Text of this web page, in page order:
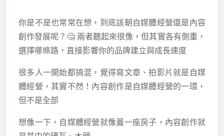
你是不是也常常在想，到底該朝自媒體經營還是內容
創作發展呢？🤔 兩者聽起來很像，但其實各有側重，
選擇哪條路，直接影響你的品牌建立與成長速度
很多人一開始都搞混，覺得寫文章、拍影片就是自媒
體經營，其實不然！內容創作是自媒體經營的一環，
但不是全部
想像一下，自媒體經營就像蓋一座房子，內容創作就